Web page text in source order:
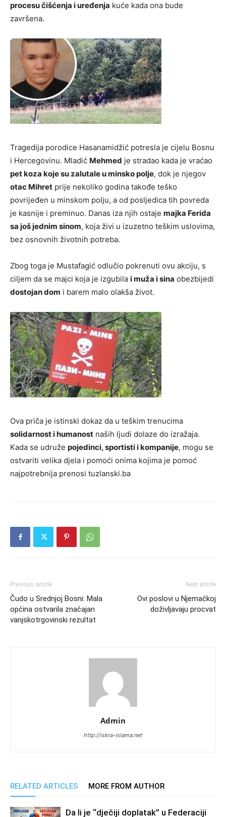
procesu čišćenja i uređenja kuće kada ona bude
završena.
Tragedija porodice Hasanamidžić potresla je cijelu Bosnu
i Hercegovinu. Mladić Mehmed je stradao kada je vraćao
pet koza koje su zalutale u minsko polje, dok je njegov
otac Mihret prije nekoliko godina takođe teško
povrijeđen u minskom polju, a od posljedica tih povreda
je kasnije i preminuo. Danas iza njih ostaje majka Ferida
sa još jednim sinom, koja živi u izuzetno teškim uslovima,
bez osnovnih životnih potreba.
Zbog toga je Mustafagić odlučio pokrenuti ovu akciju, s
ciljem da se majci koja je izgubila i muža i sina obezbijedi
dostojan dom i barem malo olakša život.
Ova priča je istinski dokaz da u teškim trenucima
solidarnost i humanost naših ljudi dolaze do izražaja.
Kada se udruže pojedinci, sportisti i kompanije, mogu se
ostvariti velika djela i pomoći onima kojima je pomoć
najpotrebnija prenosi tuzlanski.ba
Previous article
Čudo u Srednjoj Bosni: Mala
općina ostvarila značajan
vanjskotrgovinski rezultat
Next article
Ovi poslovi u Njemačkoj
doživljavaju procvat
Admin
http://iskra-islama.net
RELATED ARTICLES MORE FROM AUTHOR
Da li je “dječiji doplatak” u Federaciji